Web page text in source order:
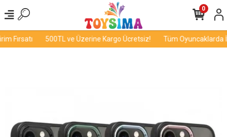
Fırsatı 500TL ve Üzerine Kargo Ücretsiz! Tüm Oyuncaklarda
0